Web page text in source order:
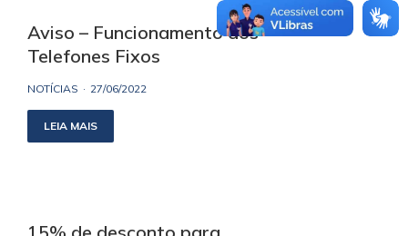
Aviso – Funcionamento dos
Telefones Fixos
NOTÍCIAS 27/06/2022
LEIA MAIS